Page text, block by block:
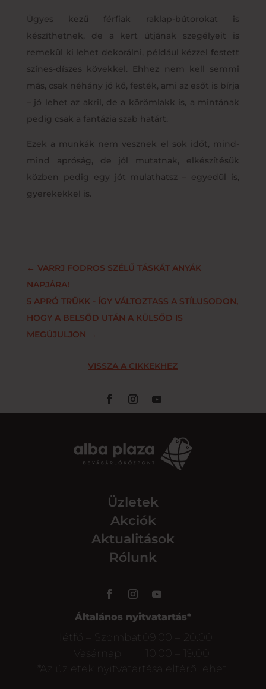
Ügyes kezű férfiak raklap-bútorokat is
készíthetnek, de a kert útjának szegélyeit is
remekül ki lehet dekorálni, például kézzel festett
színes-díszes kövekkel. Ehhez nem kell semmi
más, csak néhány jó kő, festék, ami az esőt is bírja
– jó lehet az akril, de a körömlakk is, a mintának
pedig csak a fantázia szab határt.
Ezek a munkák nem vesznek el sok időt, mind-
mind apróság, de jól mutatnak, elkészítésük
közben pedig egy jót mulathatsz – egyedül is,
gyerekekkel is.
← VARRJ FODROS SZÉLŰ TÁSKÁT ANYÁK
NAPJÁRA!
5 APRÓ TRÜKK - ÍGY VÁLTOZTASS A STÍLUSODON,
HOGY A BELSŐD UTÁN A KÜLSŐD IS
MEGÚJULJON →
VISSZA A CIKKEKHEZ
Üzletek
Akciók
Aktualitások
Rólunk
Általános nyitvatartás*
Hétfő – Szombat
09:00 – 20:00
Vasárnap
10:00 – 19:00
*Az üzletek nyitvatartása eltérő lehet.